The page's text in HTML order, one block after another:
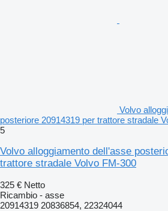
Volvo
posteriore 20914319 per trattore stradale
5
Volvo alloggiamento dell'asse
trattore stradale Volvo FM-300
325 € Netto
Ricambio - asse
20914319 20836854, 22324044